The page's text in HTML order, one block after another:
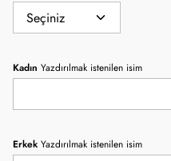
Kadın Yazdırılmak istenilen isim
Erkek Yazdırılmak istenilen isim